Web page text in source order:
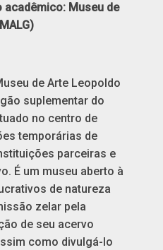
acadêmico: Museu de
de Arte Leopoldo
suplementar do
no centro de
temporárias de
parceiras e
É um museu aberto à
de natureza
zelar pela
de seu acervo
como divulgá-lo